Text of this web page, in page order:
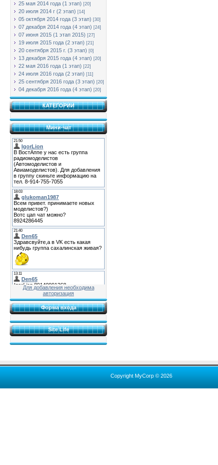
25 мая 2014 года (1 этап) [20]
20 июля 2014 г (2 этап) [14]
05 октября 2014 года (3 этап) [30]
07 декабря 2014 года (4 этап) [24]
07 июня 2015 (1 этап 2015) [27]
19 июля 2015 года (2 этап) [21]
20 сентября 2015 г. (3 этап) [0]
13 декабря 2015 года (4 этап) [20]
22 мая 2016 года (1 этап) [22]
24 июля 2016 года (2 этап) [11]
25 сентября 2016 года (3 этап) [20]
04 декабря 2016 года (4 этап) [20]
КАТЕГОРИИ
Мини-чат
Для добавления необходима
авторизация
Форма входа
Site Life
Copyright MyCorp © 2026